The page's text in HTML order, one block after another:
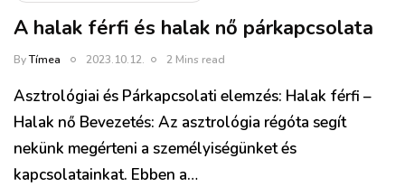
A halak férfi és halak nő párkapcsolata
ByTímea 2023.10.12. 2 Mins read
Asztrológiai és Párkapcsolati elemzés: Halak férfi –
Halak nő Bevezetés: Az asztrológia régóta segít
nekünk megérteni a személyiségünket és
kapcsolatainkat. Ebben a…